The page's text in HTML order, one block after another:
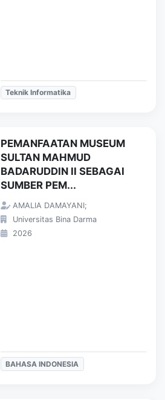
Teknik Informatika
PEMANFAATAN MUSEUM
SULTAN MAHMUD
BADARUDDIN II SEBAGAI
SUMBER PEM...
AMALIA DAMAYANI;
Universitas Bina Darma
2026
BAHASA INDONESIA